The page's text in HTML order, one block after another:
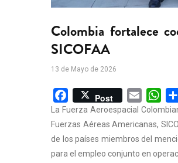
Colombia fortalece
SICOFAA
13 de Mayo de 2026
Facebook
Post Email
La Fuerza Aeroespacial
Fuerzas Aéreas Americanas,
de los países miembros del
para el empleo conjunto en